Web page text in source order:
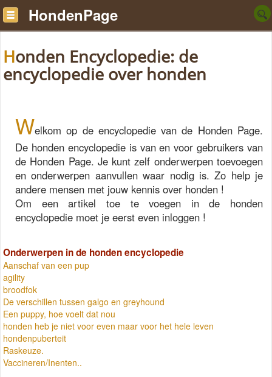
HondenPage
Honden Encyclopedie: de
encyclopedie over honden
Welkom op de encyclopedie van de Honden Page.
De honden encyclopedie is van en voor gebruikers van
de Honden Page. Je kunt zelf onderwerpen toevoegen
en onderwerpen aanvullen waar nodig is. Zo help je
andere mensen met jouw kennis over honden !
Om een artikel toe te voegen in de honden
encyclopedie moet je eerst even inloggen !
Onderwerpen in de honden encyclopedie
Aanschaf van een pup
agility
broodfok
De verschillen tussen galgo en greyhound
Een puppy, hoe voelt dat nou
honden heb je niet voor even maar voor het hele leven
hondenpuberteit
Raskeuze.
Vaccineren/Inenten..